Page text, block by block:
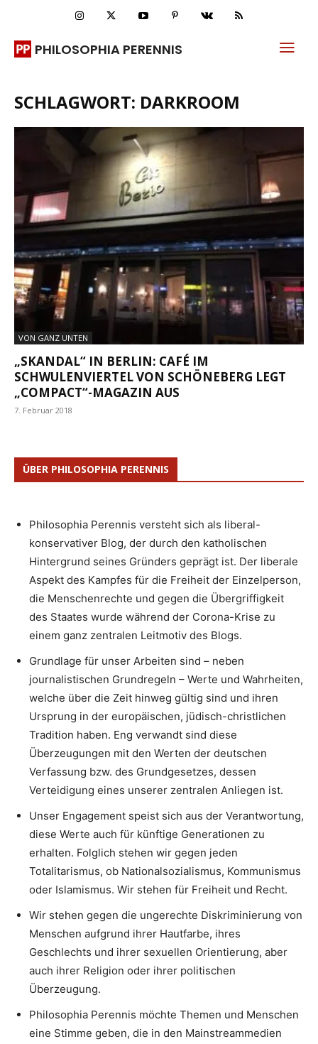
PHILOSOPHIA PERENNIS
SCHLAGWORT: DARKROOM
VON GANZ UNTEN
„SKANDAL“ IN BERLIN: CAFÉ IM
SCHWULENVIERTEL VON SCHÖNEBERG LEGT
„COMPACT“-MAGAZIN AUS
7. Februar 2018
ÜBER PHILOSOPHIA PERENNIS
Philosophia Perennis versteht sich als liberal-
konservativer Blog, der durch den katholischen
Hintergrund seines Gründers geprägt ist. Der liberale
Aspekt des Kampfes für die Freiheit der Einzelperson,
die Menschenrechte und gegen die Übergriffigkeit
des Staates wurde während der Corona-Krise zu
einem ganz zentralen Leitmotiv des Blogs.
Grundlage für unser Arbeiten sind – neben
journalistischen Grundregeln – Werte und Wahrheiten,
welche über die Zeit hinweg gültig sind und ihren
Ursprung in der europäischen, jüdisch-christlichen
Tradition haben. Eng verwandt sind diese
Überzeugungen mit den Werten der deutschen
Verfassung bzw. des Grundgesetzes, dessen
Verteidigung eines unserer zentralen Anliegen ist.
Unser Engagement speist sich aus der Verantwortung,
diese Werte auch für künftige Generationen zu
erhalten. Folglich stehen wir gegen jeden
Totalitarismus, ob Nationalsozialismus, Kommunismus
oder Islamismus. Wir stehen für Freiheit und Recht.
Wir stehen gegen die ungerechte Diskriminierung von
Menschen aufgrund ihrer Hautfarbe, ihres
Geschlechts und ihrer sexuellen Orientierung, aber
auch ihrer Religion oder ihrer politischen
Überzeugung.
Philosophia Perennis möchte Themen und Menschen
eine Stimme geben, die in den Mainstreammedien